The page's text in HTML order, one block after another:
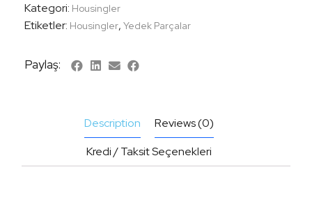
Kategori: Housingler
Etiketler: Housingler, Yedek Parçalar
Paylaş:
Description
Reviews (0)
Kredi / Taksit Seçenekleri